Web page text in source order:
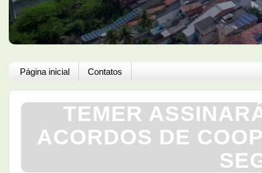
Página inicial Contatos
TEMER
ACORDOS DE